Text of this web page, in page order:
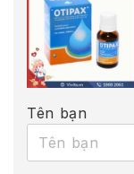
Tên bạn